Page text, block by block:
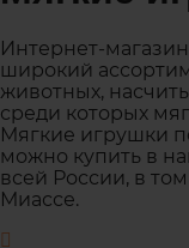
Интернет-
широкий
животных,
среди которых
Мягкие игрушки
можно купить в
всей России, в
Миассе.